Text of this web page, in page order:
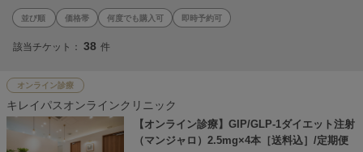
価格帯 何度でも購入可 即時予約可
該当チケット： 38 件
オンライン診療
キレイパスオンラインクリニック
【オンライン診療】GIP/GLP-1ダイエット注射
（マンジャロ）2.5mg×4本［送料込］/定期便